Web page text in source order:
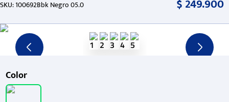
SKU:100692Bbk Negro 05.0 $249.900
Color